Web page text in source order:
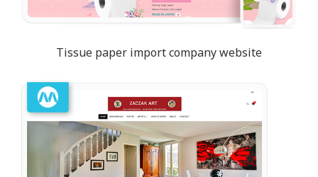
Tissue paper import company website